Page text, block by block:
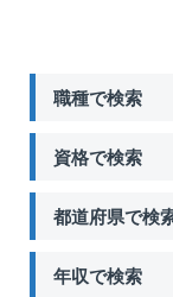
自治体ごとの
から導入に至
式」により、
短期間で公共
献性の高い事
◎安定性
従来の型にと
自治体、政府
する提案や避
献性の高い事
官公庁案件の
職種で検索
資格で検索
都道府県で検
年収で検索